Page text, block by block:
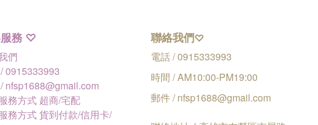
務 ♡
們
0915333993
nfsp1688@gmail.com
務方式 超商/宅配
務方式 貨到付款/信用卡/
聯絡我們♡
電話 / 0915333993
時間 / AM10:00-PM19:00
郵件 / nfsp1688@gmail.com